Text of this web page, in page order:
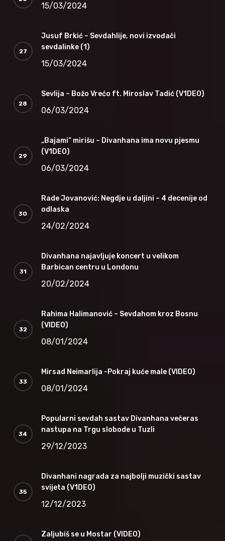
15/03/2024
Jusuf Brkić – Sevdahlije, novi izvođači
sevdalinke (1)
15/03/2024
Sevlija – Božo Vrećo ft. Miroslav Tadić (V1DEO)
06/03/2024
„Bajami“ mirišu – Divanhana ima novu pjesmu
(V1DEO)
06/03/2024
Rade Jovanović: Negdje u daljini – 4 decenije od
odlaska
24/02/2024
Divanhana najavljuje koncert u velikom
Barbican centru u Londonu
20/02/2024
Rahima Halimanović – Sevdahom kroz Bosnu
(VIDEO)
08/01/2024
Mirsad Neimarlija -Pokraj kuće male (VIDEO)
08/01/2024
Popularni sevdah sastav Divanhana večeras
nastupa na Trgu slobode u Tuzli
29/12/2023
Divanhani nagrada za najbolji muzički sastav
svijeta (V1DEO)
12/12/2023
Zaljubiš se u Mostar (VIDEO)